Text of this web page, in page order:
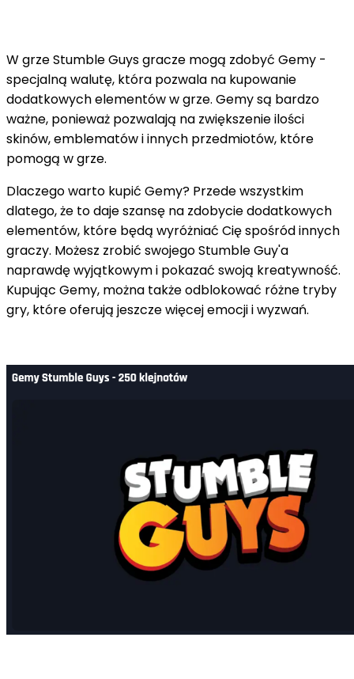
W grze Stumble Guys gracze mogą zdobyć Gemy -
specjalną walutę, która pozwala na kupowanie
dodatkowych elementów w grze. Gemy są bardzo
ważne, ponieważ pozwalają na zwiększenie ilości
skinów, emblematów i innych przedmiotów, które
pomogą w grze.
Dlaczego warto kupić Gemy? Przede wszystkim
dlatego, że to daje szansę na zdobycie dodatkowych
elementów, które będą wyróżniać Cię spośród innych
graczy. Możesz zrobić swojego Stumble Guy'a
naprawdę wyjątkowym i pokazać swoją kreatywność.
Kupując Gemy, można także odblokować różne tryby
gry, które oferują jeszcze więcej emocji i wyzwań.